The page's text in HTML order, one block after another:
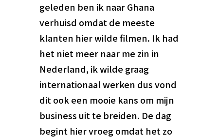
geleden ben ik naar Ghana
verhuisd omdat de meeste
klanten hier wilde filmen. Ik had
het niet meer naar me zin in
Nederland, ik wilde graag
internationaal werken dus vond
dit ook een mooie kans om mijn
business uit te breiden. De dag
begint hier vroeg omdat het zo